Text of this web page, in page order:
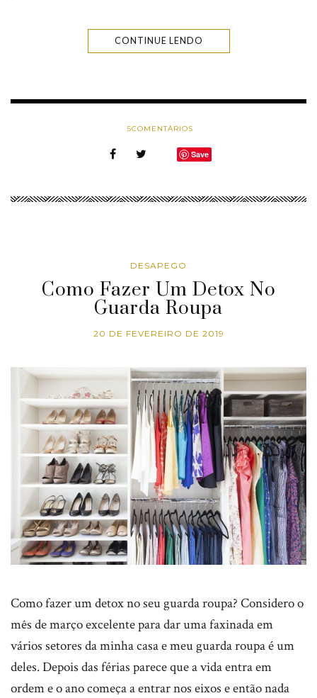
CONTINUE LENDO
5COMENTÁRIOS
Save
DESAPEGO
Como Fazer Um Detox No
Guarda Roupa
20 DE FEVEREIRO DE 2019
Como fazer um detox no seu guarda roupa? Considero o
mês de março excelente para dar uma faxinada em
vários setores da minha casa e meu guarda roupa é um
deles. Depois das férias parece que a vida entra em
ordem e o ano começa a entrar nos eixos e então nada